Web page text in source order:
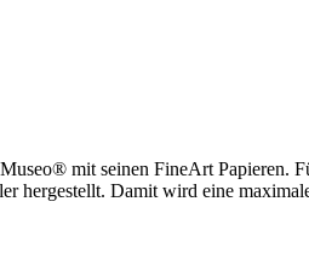
mit seinen FineArt Papieren.
hergestellt. Damit wird eine